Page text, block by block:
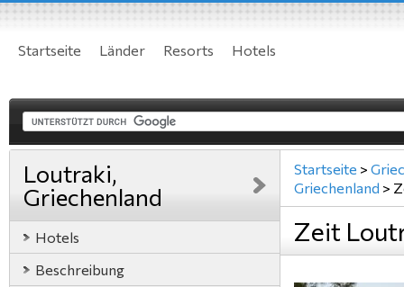
Startseite Länder Resorts Hotels
Loutraki,
Griechenland
Hotels
Beschreibung
Startseite >
Griechenland >
Zeit